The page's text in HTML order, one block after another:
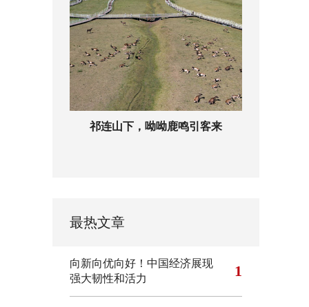
祁连山下，呦呦鹿鸣引客来
最热文章
向新向优向好！中国经济展现
强大韧性和活力
1